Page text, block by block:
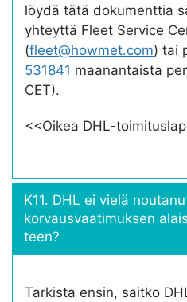
löydä tätä dokumenttia
yhteyttä Fleet Service
(fleet@howmet.com) tai
531841 maanantaista
CET).
<<Oikea DHL-
K11. DHL ei vielä
korvausvaatimuksen
teen?
Tarkista ensin, saitko